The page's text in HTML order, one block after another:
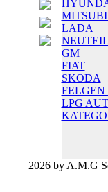
LADA
GM
FIAT
SKODA
FELGEN
LPG
2026 by A.M.G